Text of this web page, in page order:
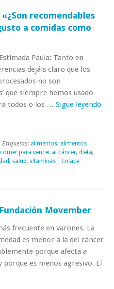
recomendables
a comidas como
Paula: Tanto en
dejáis claro que los
no son
que siempre hemos usado
todos o los … Sigue leyendo
Etiquetas: alimentos, alimentos
comer para vencer al cáncer, dieta,
, salud, vitaminas
Enlace
Movember
frecuente en varones. La
es menor a la del cáncer
porque afecta a
porque es menos agresivo. El